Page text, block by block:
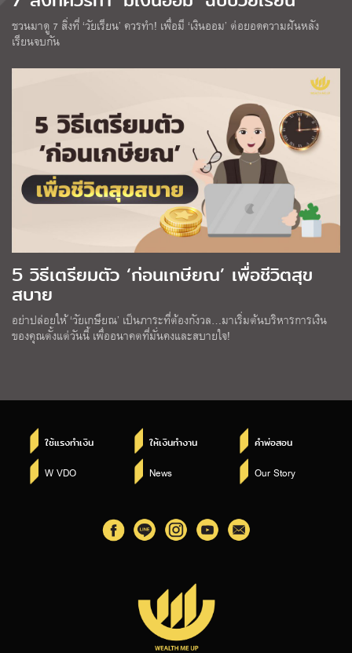
ชวนมาดู 7 สิ่งที่ ‘วัยเรียน’ ควรทำ! เพื่อมี ‘เงินออม’ ต่อยอดความฝันหลัง
เรียนจบกัน
5 วิธีเตรียมตัว ‘ก่อนเกษียณ’ เพื่อชีวิตสุข
สบาย
อย่าปล่อยให้ ‘วัยเกษียณ’ เป็นภาระที่ต้องกังวล…มาเริ่มต้นบริหารการเงิน
ของคุณตั้งแต่วันนี้ เพื่ออนาคตที่มั่นคงและสบายใจ!
ใช้แรงทำเงิน ให้เงินทำงาน คำพ่อสอน
W VDO News Our Story